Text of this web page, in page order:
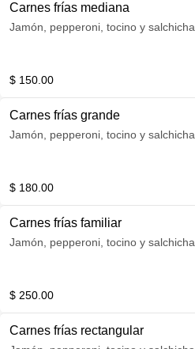
Carnes frías mediana
Jamón, pepperoni, tocino y salchicha
$ 150.00
Carnes frías grande
Jamón, pepperoni, tocino y salchicha
$ 180.00
Carnes frías familiar
Jamón, pepperoni, tocino y salchicha
$ 250.00
Carnes frías rectangular